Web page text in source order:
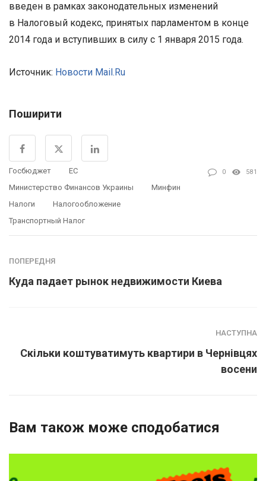
введен в рамках законодательных изменений
в Налоговый кодекс, принятых парламентом в конце
2014 года и вступивших в силу с 1 января 2015 года.
Источник: Новости Mail.Ru
Поширити
Госбюджет
ЕС
Министерство Финансов Украины
Минфин
Налоги
Налогообложение
Транспортный Налог
0 581
ПОПЕРЕДНЯ
Куда падает рынок недвижимости Киева
НАСТУПНА
Скільки коштуватимуть квартири в Чернівцях
восени
Вам також може сподобатися